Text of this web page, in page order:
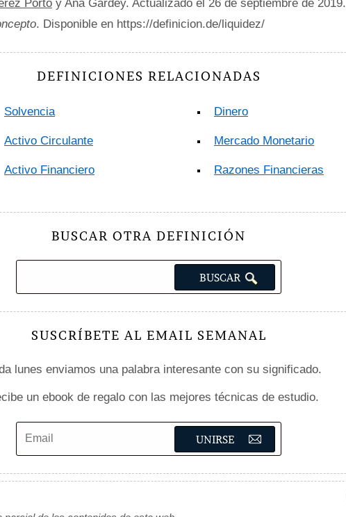
Porto y Ana Gardey. Actualizado el 26 de septiembre de 2019.
. Disponible en https://definicion.de/liquidez/
DEFINICIONES RELACIONADAS
Solvencia
Activo Circulante
Activo Financiero
Dinero
Mercado Monetario
Razones Financieras
BUSCAR OTRA DEFINICIÓN
SUSCRÍBETE AL EMAIL SEMANAL
lunes enviamos una palabra interesante con su significado.
un ebook de regalo con las mejores técnicas de estudio.